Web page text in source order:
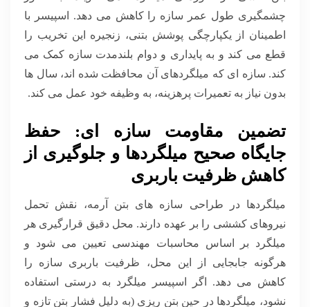
چشمگیری طول عمر سازه را کاهش می دهد. اسپیسر با
اطمینان از یکپارچگی پوشش بتنی، زنجیره این تخریب را
قطع می کند و به پایداری و دوام بلندمدت سازه کمک می
کند. سازه ای که میلگردهای آن محافظت شده اند، سال ها
بدون نیاز به تعمیرات پرهزینه، به وظیفه خود عمل می کند.
تضمین مقاومت سازه ای: حفظ
جایگاه صحیح میلگردها و جلوگیری از
کاهش ظرفیت باربری
میلگردها در طراحی سازه های بتن آرمه، نقش تحمل
نیروهای کششی را بر عهده دارند. محل دقیق قرارگیری هر
میلگرد بر اساس محاسبات مهندسی تعیین می شود و
هرگونه جابجایی از این محل، ظرفیت باربری سازه را
کاهش می دهد. اگر اسپیسر میلگرد به درستی استفاده
نشود، میلگردها در حین بتن ریزی (به دلیل فشار بتن تازه و